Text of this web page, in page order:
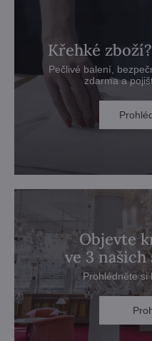
Křehké
Pečlivé balení,
zdarma a
Objevte
ve 3
Prohlédněte si